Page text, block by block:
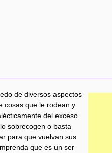
de diversos aspectos
cosas que le rodean y
del exceso
sobrecogen o basta
para que vuelvan sus
que es un ser